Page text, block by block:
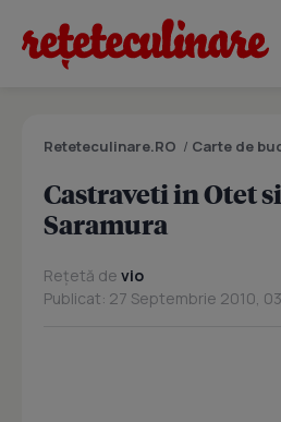
Reteteculinare.RO / Carte de
Castraveti in Otet
Saramura
Rețetă de vio
Publicat: 27 Septembrie 2010,